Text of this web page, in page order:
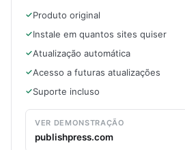
Produto original
Instale em quantos sites quiser
Atualização automática
Acesso a futuras atualizações
Suporte incluso
VER DEMONSTRAÇÃO
publishpress.com